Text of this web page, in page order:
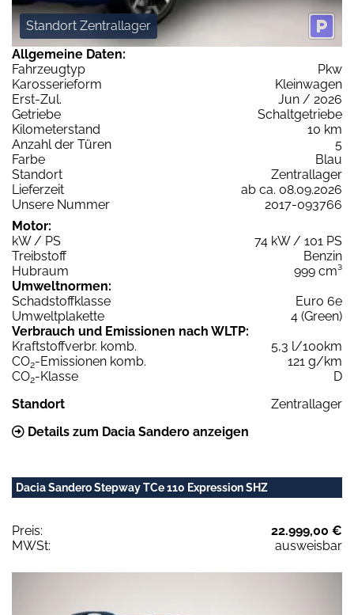
Standort Zentrallager
Allgemeine Daten:
Fahrzeugtyp
Pkw
Karosserieform
Kleinwagen
Erst-Zul.
Jun / 2026
Getriebe
Schaltgetriebe
Kilometerstand
10 km
Anzahl der Türen
5
Farbe
Blau
Standort
Zentrallager
Lieferzeit
ab ca. 08.09.2026
Unsere Nummer
2017-093766
Motor:
kW / PS
74 kW / 101 PS
Treibstoff
Benzin
Hubraum
999 cm³
Umweltnormen:
Schadstoffklasse
Euro 6e
Umweltplakette
4 (Green)
Verbrauch und Emissionen nach WLTP:
Kraftstoffverbr. komb.
5,3 l/100km
CO2-Emissionen komb.
121 g/km
CO2-Klasse
D
Standort
Zentrallager
Details zum Dacia Sandero anzeigen
Dacia Sandero Stepway TCe 110 Expression SHZ
Preis:
22.999,00 €
MWSt:
ausweisbar